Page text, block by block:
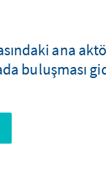
ana
buluşması